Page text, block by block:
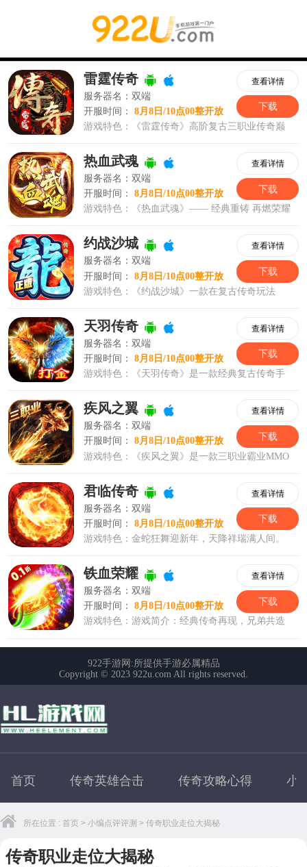
首页 传奇英雄合击 传奇攻略心得 小
所在位置 : 首页 > 小编点评评测 > 传奇职业走位大揭秘
传奇职业走位大揭秘